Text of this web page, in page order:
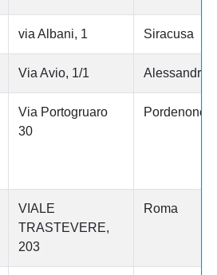
via Albani, 1 Siracusa
Via Avio, 1/1 Alessandria
Via Portogruaro
30
Pordenone
VIALE
TRASTEVERE,
203
Roma